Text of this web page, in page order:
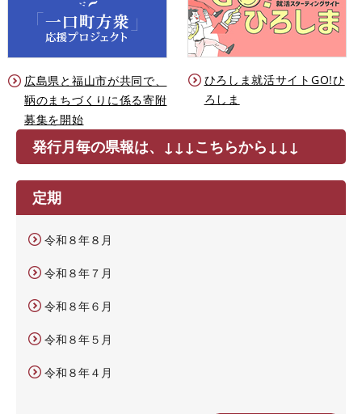
広島県と福山市が共同で、
鞆のまちづくりに係る寄附
募集を開始
ひろしま就活サイトGO!ひ
ろしま
発行月毎の県報は、↓↓↓こちらから↓↓↓
定期
令和８年８月
令和８年７月
令和８年６月
令和８年５月
令和８年４月